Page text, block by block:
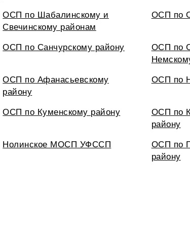
ОСП по Шабалинскому и
Свечинскому районам
ОСП по
ОСП по Санчурскому району
ОСП по
ОСП по Афанасьевскому
району
ОСП по
ОСП по Куменскому району
ОСП по
району
Нолинское МОСП УФССП
ОСП по
району